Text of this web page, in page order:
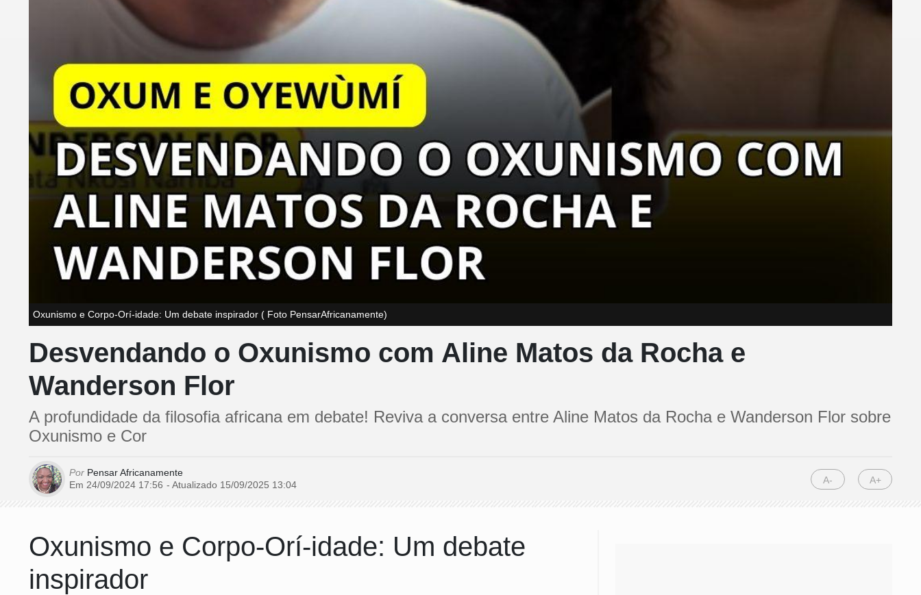
Oxunismo e Corpo-Orí-idade: Um debate inspirador ( Foto PensarAfricanamente)
Desvendando o Oxunismo com Aline Matos da Rocha e
Wanderson Flor
A profundidade da filosofia africana em debate! Reviva a conversa entre Aline Matos da Rocha e Wanderson Flor sobre
Oxunismo e Cor
Por Pensar Africanamente
Em 24/09/2024 17:56 - Atualizado 15/09/2025 13:04 A- A+
Oxunismo e Corpo-Orí-idade: Um debate
inspirador